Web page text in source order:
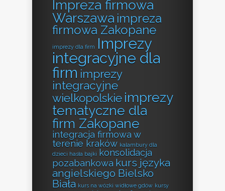
Impreza firmowa
Warszawa impreza
firmowa Zakopane
imprezy dla firm
Imprezy
integracyjne dla
firm imprezy
integracyjne
wielkopolskie imprezy
tematyczne dla
firm Zakopane
integracja firmowa w
terenie kraków kalambury dla
dzieci hasła bajki konsolidacja
pozabankowa kurs języka
angielskiego Bielsko
Biała kurs na wózki widłowe gdów kursy